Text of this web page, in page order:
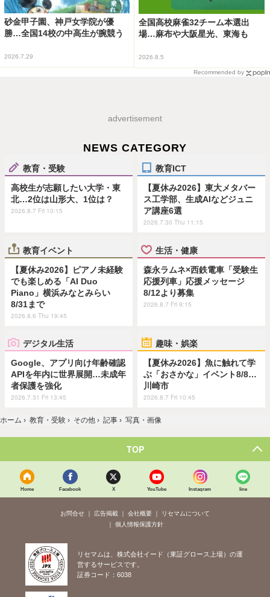
砂金甲子園、神戸女学院が優
勝…全国14校の中高生が腕競う
2026.7.29
全国高校麻雀32チーム本選出
場…麻布や大阪星光、東海も
2026.8.5
Recommended by
advertisement
NEWS CATEGORY
教育・受験
高校生が志願したい大学・東
北…2位は山形大、1位は？
2026.8.7 Fri 10:15
教育ICT
【夏休み2026】東大メタバー
ス工学部、生成AIなどジュニ
ア講座6選
2026.7.30 Thu 11:15
教育イベント
【夏休み2026】ピアノ未経験
でも楽しめる「AI Duo
Piano」横浜みなとみらい
8/31まで
2026.8.6 Thu 19:45
生活・健康
森永ラムネ×西鉄電車「受験生
応援列車」応援メッセージ
8/12より募集
2026.8.7 Fri 9:15
デジタル生活
Google、アプリ向け年齢確認
APIを年内に世界展開…未成年
者保護を強化
2026.7.31 Fri 13:45
趣味・娯楽
【夏休み2026】魚に触れて学
ぶ「おさかな」イベント8/8…
川崎市
2026.8.7 Fri 10:45
ホーム › 教育・受験 › その他 › 記事 › 写真・画像
TOP
Home Facebook X YouTube Instagram line
お問合せ 広告掲載 会社概要
リセマムについて
個人情報保護方針
リセマムは、株式会社イード（東証グロース上場）の運
営するサービスです。
証券コード：6038